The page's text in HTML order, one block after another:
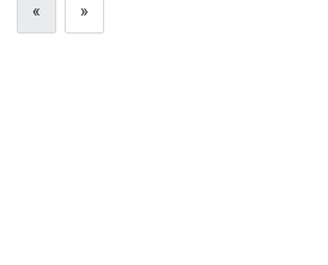
« »